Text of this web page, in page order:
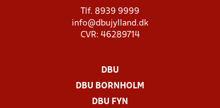
Tlf. 8939 9999
info@dbujylland.dk
CVR: 46289714
DBU
DBU BORNHOLM
DBU FYN